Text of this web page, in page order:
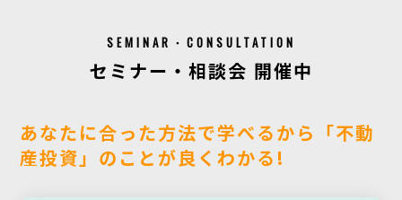
SEMINAR・CONSULTATION
セミナー・相談会 開催中
あなたに合った方法で学べるから「不動
産投資」のことが良くわかる!